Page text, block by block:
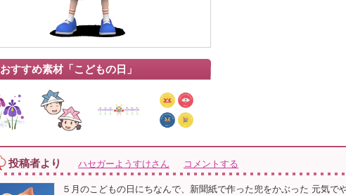
おすすめ素材「こどもの日」
投稿者より ハセガーようすけさん コメントする
５月のこどもの日にちなんで、新聞紙で作った兜をかぶった 元気で